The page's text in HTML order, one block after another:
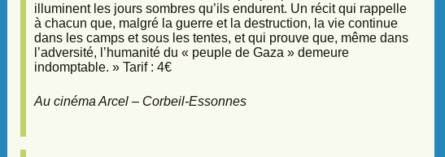
illuminent les jours sombres qu’ils endurent. Un récit qui rappelle
à chacun que, malgré la guerre et la destruction, la vie continue
dans les camps et sous les tentes, et qui prouve que, même dans
l’adversité, l’humanité du « peuple de Gaza » demeure
indomptable. » Tarif : 4€
Au cinéma Arcel – Corbeil-Essonnes